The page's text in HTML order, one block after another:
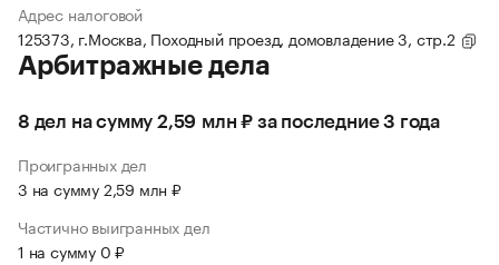
Адрес налоговой
125373, г.Москва, Походный проезд, домовладение 3, стр.2
Арбитражные дела
8 дел на сумму 2,59 млн ₽ за последние 3 года
Проигранных дел
3 на сумму 2,59 млн ₽
Частично выигранных дел
1 на сумму 0 ₽